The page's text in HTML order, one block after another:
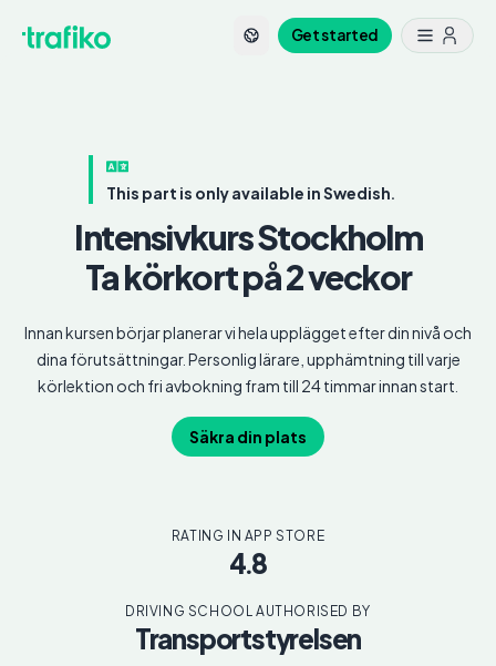
Get started
This part is only available in Swedish.
IntensivkursStockholm
Ta körkort på 2 veckor
Innan kursen börjar planerar vi hela upplägget efter din nivå och
dina förutsättningar. Personlig lärare, upphämtning till varje
körlektion och fri avbokning fram till 24 timmar innan start.
Säkra din plats
RATING IN APP STORE
4.8
DRIVING SCHOOL AUTHORISED BY
Transportstyrelsen